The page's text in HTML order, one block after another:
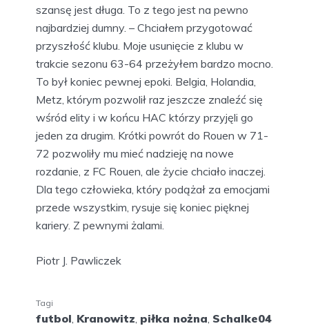
szansę jest długa. To z tego jest na pewno
najbardziej dumny. – Chciałem przygotować
przyszłość klubu. Moje usunięcie z klubu w
trakcie sezonu 63-64 przeżyłem bardzo mocno.
To był koniec pewnej epoki. Belgia, Holandia,
Metz, którym pozwolił raz jeszcze znaleźć się
wśród elity i w końcu HAC którzy przyjęli go
jeden za drugim. Krótki powrót do Rouen w 71-
72 pozwoliły mu mieć nadzieję na nowe
rozdanie, z FC Rouen, ale życie chciało inaczej.
Dla tego człowieka, który podążał za emocjami
przede wszystkim, rysuje się koniec pięknej
kariery. Z pewnymi żalami.
Piotr J. Pawliczek
Tagi
futbol Kranowitz piłka nożna Schalke04